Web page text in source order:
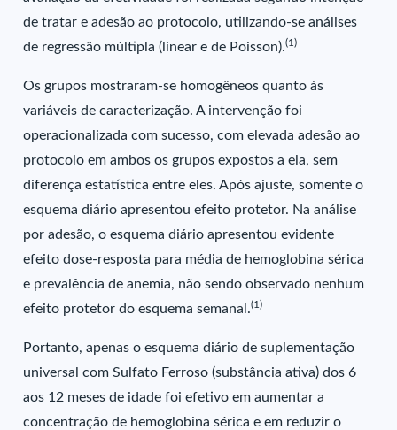
de tratar e adesão ao protocolo, utilizando-se análises
de regressão múltipla (linear e de Poisson).(1)
Os grupos mostraram-se homogêneos quanto às
variáveis de caracterização. A intervenção foi
operacionalizada com sucesso, com elevada adesão ao
protocolo em ambos os grupos expostos a ela, sem
diferença estatística entre eles. Após ajuste, somente o
esquema diário apresentou efeito protetor. Na análise
por adesão, o esquema diário apresentou evidente
efeito dose-resposta para média de hemoglobina sérica
e prevalência de anemia, não sendo observado nenhum
efeito protetor do esquema semanal.(1)
Portanto, apenas o esquema diário de suplementação
universal com Sulfato Ferroso (substância ativa) dos 6
aos 12 meses de idade foi efetivo em aumentar a
concentração de hemoglobina sérica e em reduzir o